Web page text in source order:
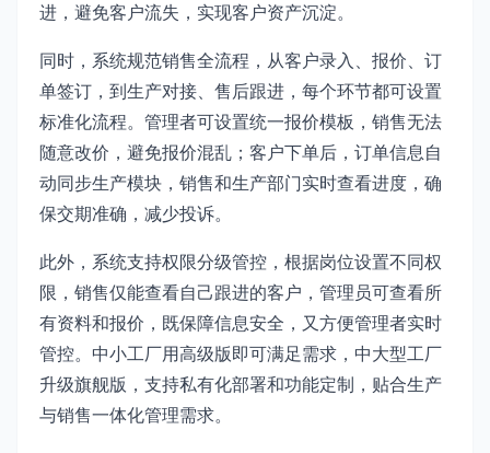
进，避免客户流失，实现客户资产沉淀。
同时，系统规范销售全流程，从客户录入、报价、订
单签订，到生产对接、售后跟进，每个环节都可设置
标准化流程。管理者可设置统一报价模板，销售无法
随意改价，避免报价混乱；客户下单后，订单信息自
动同步生产模块，销售和生产部门实时查看进度，确
保交期准确，减少投诉。
此外，系统支持权限分级管控，根据岗位设置不同权
限，销售仅能查看自己跟进的客户，管理员可查看所
有资料和报价，既保障信息安全，又方便管理者实时
管控。中小工厂用高级版即可满足需求，中大型工厂
升级旗舰版，支持私有化部署和功能定制，贴合生产
与销售一体化管理需求。